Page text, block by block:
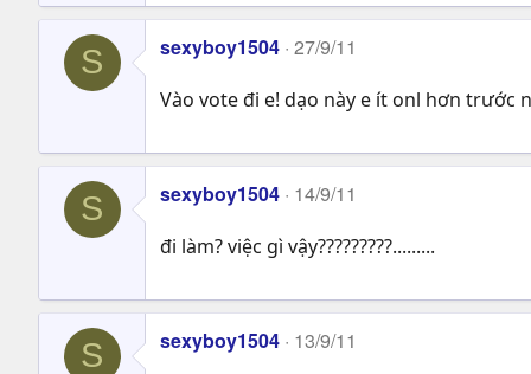
S sexyboy1504 27/9/11
Vào vote đi e! dạo này e ít onl hơn trước
S sexyboy1504 14/9/11
đi làm? việc gì vậy?????????.........
S sexyboy1504 13/9/11